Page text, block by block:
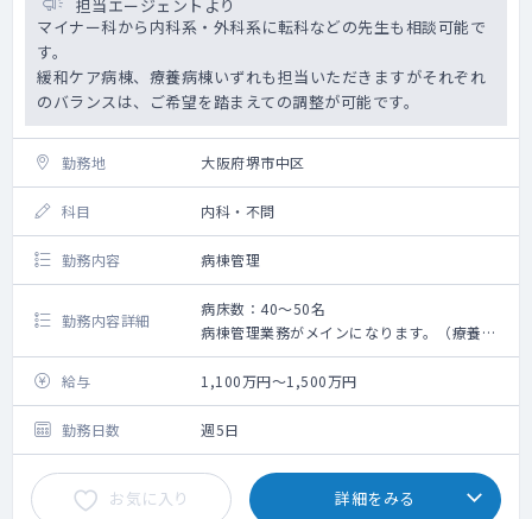
担当エージェントより
マイナー科から内科系・外科系に転科などの先生も相談可能で
す。
緩和ケア病棟、療養病棟いずれも担当いただきますがそれぞれ
のバランスは、ご希望を踏まえての調整が可能です。
勤務地 大阪府堺市中区
科目 内科・不問
勤務内容 病棟管理
勤務内容詳細
病床数：40～50名
病棟管理業務がメインになります。（療養病
棟もしくは、緩和ケア病棟）
給与
1,100万円～1,500万円
勤務日数 週5日
お気に入り 詳細をみる